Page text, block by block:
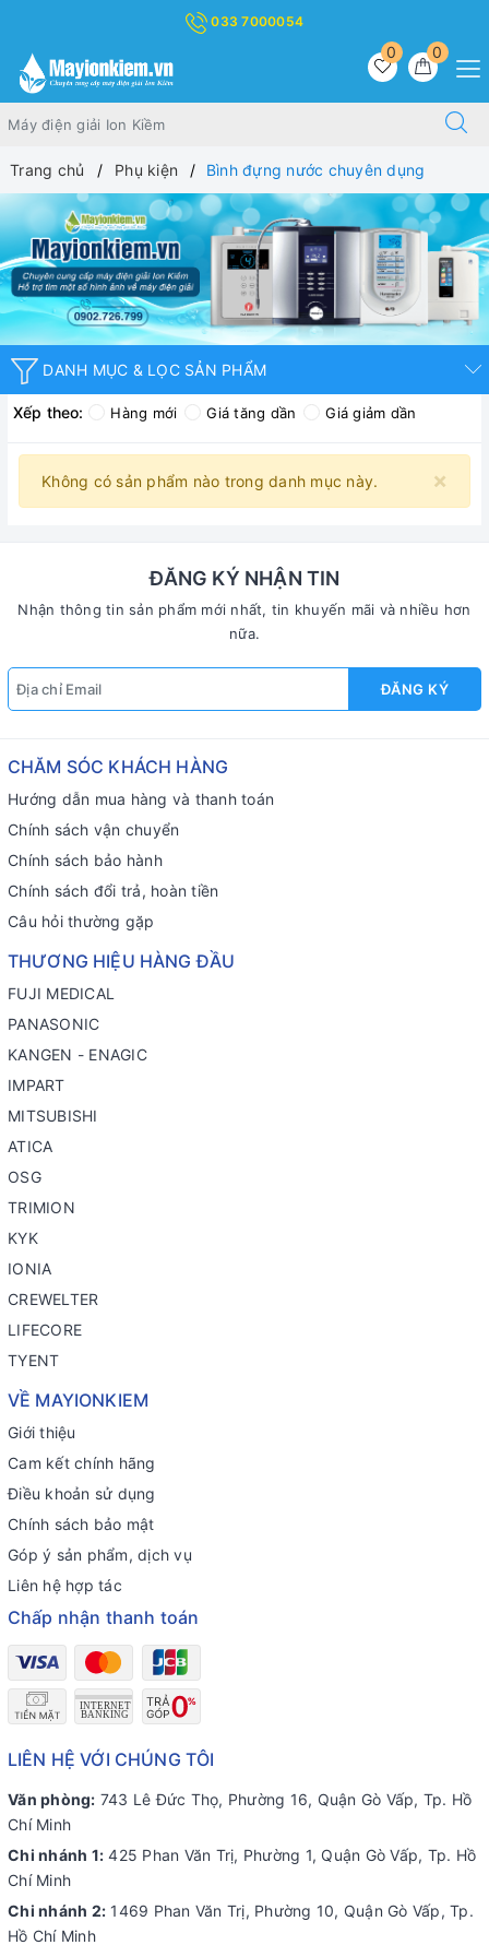
033 7000054
0
0
Trang chủ Phụ kiện Bình đựng nước chuyên dụng
DANH MỤC & LỌC SẢN PHẨM
Xếp theo: Hàng mới Giá tăng dần Giá giảm dần
×
Không có sản phẩm nào trong danh mục này.
ĐĂNG KÝ NHẬN TIN
Nhận thông tin sản phẩm mới nhất, tin khuyến mãi và nhiều hơn
nữa.
ĐĂNG KÝ
CHĂM SÓC KHÁCH HÀNG
Hướng dẫn mua hàng và thanh toán
Chính sách vận chuyển
Chính sách bảo hành
Chính sách đổi trả, hoàn tiền
Câu hỏi thường gặp
THƯƠNG HIỆU HÀNG ĐẦU
FUJI MEDICAL
PANASONIC
KANGEN - ENAGIC
IMPART
MITSUBISHI
ATICA
OSG
TRIMION
KYK
IONIA
CREWELTER
LIFECORE
TYENT
VỀ MAYIONKIEM
Giới thiệu
Cam kết chính hãng
Điều khoản sử dụng
Chính sách bảo mật
Góp ý sản phẩm, dịch vụ
Liên hệ hợp tác
Chấp nhận thanh toán
LIÊN HỆ VỚI CHÚNG TÔI
Văn phòng: 743 Lê Đức Thọ, Phường 16, Quận Gò Vấp, Tp. Hồ
Chí Minh
Chi nhánh 1: 425 Phan Văn Trị, Phường 1, Quận Gò Vấp, Tp. Hồ
Chí Minh
Chi nhánh 2: 1469 Phan Văn Trị, Phường 10, Quận Gò Vấp, Tp.
Hồ Chí Minh